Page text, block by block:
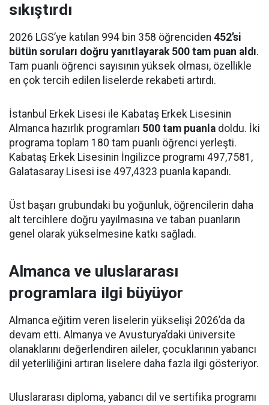
sıkıştırdı
2026 LGS’ye katılan 994 bin 358 öğrenciden 452’si
bütün soruları doğru yanıtlayarak 500 tam puan aldı.
Tam puanlı öğrenci sayısının yüksek olması, özellikle
en çok tercih edilen liselerde rekabeti artırdı.
İstanbul Erkek Lisesi ile Kabataş Erkek Lisesinin
Almanca hazırlık programları 500 tam puanla doldu. İki
programa toplam 180 tam puanlı öğrenci yerleşti.
Kabataş Erkek Lisesinin İngilizce programı 497,7581,
Galatasaray Lisesi ise 497,4323 puanla kapandı.
Üst başarı grubundaki bu yoğunluk, öğrencilerin daha
alt tercihlere doğru yayılmasına ve taban puanların
genel olarak yükselmesine katkı sağladı.
Almanca ve uluslararası
programlara ilgi büyüyor
Almanca eğitim veren liselerin yükselişi 2026’da da
devam etti. Almanya ve Avusturya’daki üniversite
olanaklarını değerlendiren aileler, çocuklarının yabancı
dil yeterliliğini artıran liselere daha fazla ilgi gösteriyor.
Uluslararası diploma, yabancı dil ve sertifika programı